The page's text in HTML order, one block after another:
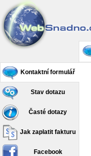
Kontaktní formulář
Stav dotazu
Časté dotazy
Jak zaplatit fakturu
Facebook